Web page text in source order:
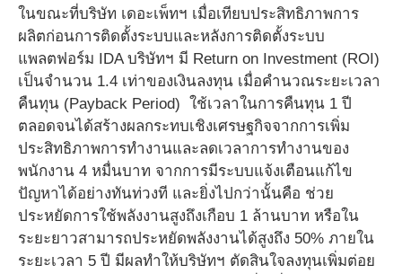
ในขณะที่บริษัท เดอะเพ็ทฯ เมื่อเทียบประสิทธิภาพการ
ผลิตก่อนการติดตั้งระบบและหลังการติดตั้งระบบ
แพลตฟอร์ม IDA บริษัทฯ มี Return on Investment (ROI)
เป็นจำนวน 1.4 เท่าของเงินลงทุน เมื่อคำนวณระยะเวลา
คืนทุน (Payback Period) ใช้เวลาในการคืนทุน 1 ปี
ตลอดจนได้สร้างผลกระทบเชิงเศรษฐกิจจากการเพิ่ม
ประสิทธิภาพการทำงานและลดเวลาการทำงานของ
พนักงาน 4 หมื่นบาท จากการมีระบบแจ้งเตือนแก้ไข
ปัญหาได้อย่างทันท่วงที และยิ่งไปกว่านั้นคือ ช่วย
ประหยัดการใช้พลังงานสูงถึงเกือบ 1 ล้านบาท หรือใน
ระยะยาวสามารถประหยัดพลังงานได้สูงถึง 50% ภายใน
ระยะเวลา 5 ปี มีผลทำให้บริษัทฯ ตัดสินใจลงทุนเพิ่มต่อย